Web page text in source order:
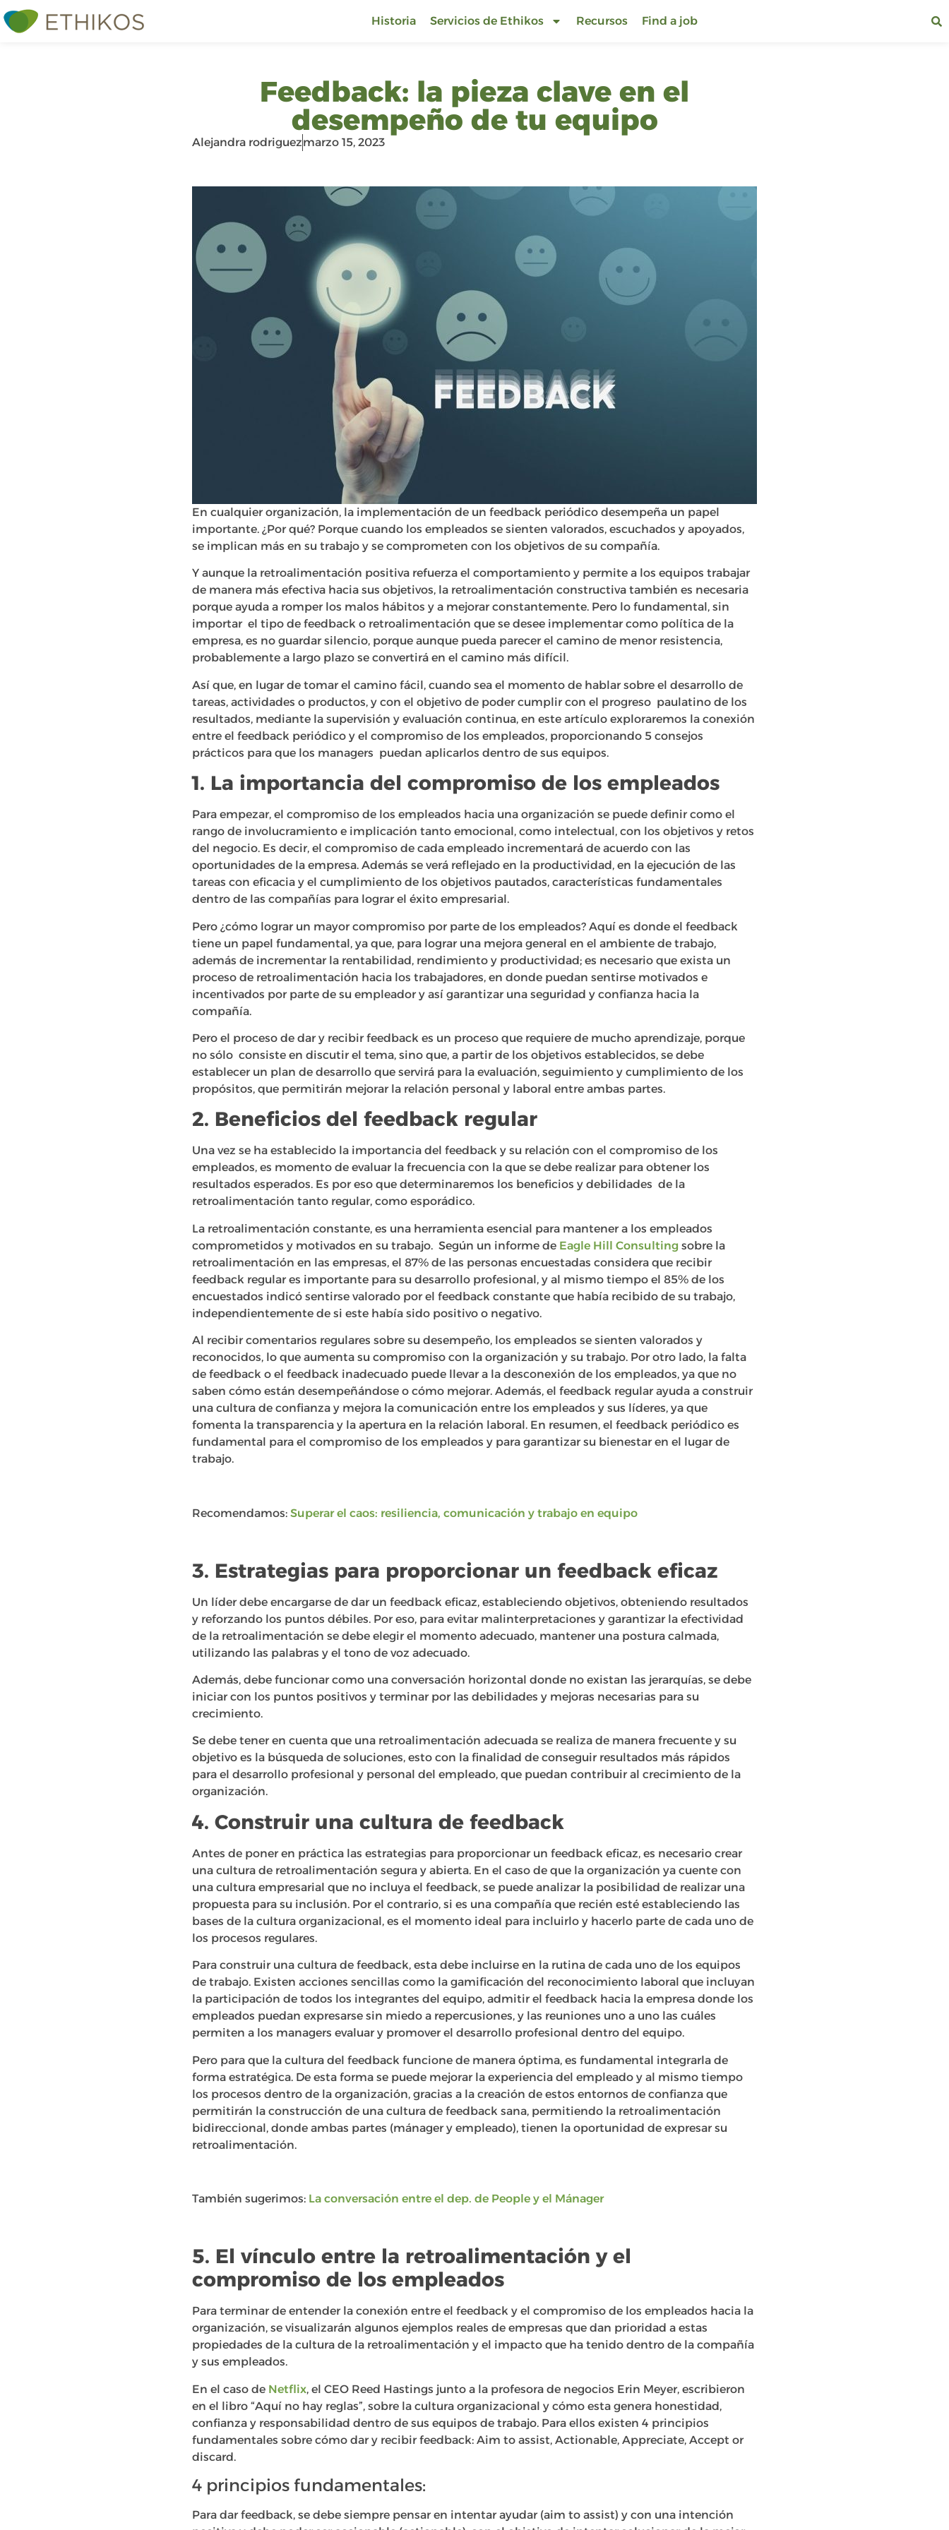
Historia Servicios de Ethikos Recursos Find a job
Feedback: la pieza clave en el
desempeño de tu equipo
Alejandra rodriguezmarzo 15, 2023
En cualquier organización, la implementación de un feedback periódico desempeña un papel
importante. ¿Por qué? Porque cuando los empleados se sienten valorados, escuchados y apoyados,
se implican más en su trabajo y se comprometen con los objetivos de su compañía.
Y aunque la retroalimentación positiva refuerza el comportamiento y permite a los equipos trabajar
de manera más efectiva hacia sus objetivos, la retroalimentación constructiva también es necesaria
porque ayuda a romper los malos hábitos y a mejorar constantemente. Pero lo fundamental, sin
importar el tipo de feedback o retroalimentación que se desee implementar como política de la
empresa, es no guardar silencio, porque aunque pueda parecer el camino de menor resistencia,
probablemente a largo plazo se convertirá en el camino más difícil.
Así que, en lugar de tomar el camino fácil, cuando sea el momento de hablar sobre el desarrollo de
tareas, actividades o productos, y con el objetivo de poder cumplir con el progreso paulatino de los
resultados, mediante la supervisión y evaluación continua, en este artículo exploraremos la conexión
entre el feedback periódico y el compromiso de los empleados, proporcionando 5 consejos
prácticos para que los managers puedan aplicarlos dentro de sus equipos.
1. La importancia del compromiso de los empleados
Para empezar, el compromiso de los empleados hacia una organización se puede definir como el
rango de involucramiento e implicación tanto emocional, como intelectual, con los objetivos y retos
del negocio. Es decir, el compromiso de cada empleado incrementará de acuerdo con las
oportunidades de la empresa. Además se verá reflejado en la productividad, en la ejecución de las
tareas con eficacia y el cumplimiento de los objetivos pautados, características fundamentales
dentro de las compañías para lograr el éxito empresarial.
Pero ¿cómo lograr un mayor compromiso por parte de los empleados? Aquí es donde el feedback
tiene un papel fundamental, ya que, para lograr una mejora general en el ambiente de trabajo,
además de incrementar la rentabilidad, rendimiento y productividad; es necesario que exista un
proceso de retroalimentación hacia los trabajadores, en donde puedan sentirse motivados e
incentivados por parte de su empleador y así garantizar una seguridad y confianza hacia la
compañía.
Pero el proceso de dar y recibir feedback es un proceso que requiere de mucho aprendizaje, porque
no sólo consiste en discutir el tema, sino que, a partir de los objetivos establecidos, se debe
establecer un plan de desarrollo que servirá para la evaluación, seguimiento y cumplimiento de los
propósitos, que permitirán mejorar la relación personal y laboral entre ambas partes.
2. Beneficios del feedback regular
Una vez se ha establecido la importancia del feedback y su relación con el compromiso de los
empleados, es momento de evaluar la frecuencia con la que se debe realizar para obtener los
resultados esperados. Es por eso que determinaremos los beneficios y debilidades de la
retroalimentación tanto regular, como esporádico.
La retroalimentación constante, es una herramienta esencial para mantener a los empleados
comprometidos y motivados en su trabajo. Según un informe de Eagle Hill Consulting sobre la
retroalimentación en las empresas, el 87% de las personas encuestadas considera que recibir
feedback regular es importante para su desarrollo profesional, y al mismo tiempo el 85% de los
encuestados indicó sentirse valorado por el feedback constante que había recibido de su trabajo,
independientemente de si este había sido positivo o negativo.
Al recibir comentarios regulares sobre su desempeño, los empleados se sienten valorados y
reconocidos, lo que aumenta su compromiso con la organización y su trabajo. Por otro lado, la falta
de feedback o el feedback inadecuado puede llevar a la desconexión de los empleados, ya que no
saben cómo están desempeñándose o cómo mejorar. Además, el feedback regular ayuda a construir
una cultura de confianza y mejora la comunicación entre los empleados y sus líderes, ya que
fomenta la transparencia y la apertura en la relación laboral. En resumen, el feedback periódico es
fundamental para el compromiso de los empleados y para garantizar su bienestar en el lugar de
trabajo.
Recomendamos: Superar el caos: resiliencia, comunicación y trabajo en equipo
3. Estrategias para proporcionar un feedback eficaz
Un líder debe encargarse de dar un feedback eficaz, estableciendo objetivos, obteniendo resultados
y reforzando los puntos débiles. Por eso, para evitar malinterpretaciones y garantizar la efectividad
de la retroalimentación se debe elegir el momento adecuado, mantener una postura calmada,
utilizando las palabras y el tono de voz adecuado.
Además, debe funcionar como una conversación horizontal donde no existan las jerarquías, se debe
iniciar con los puntos positivos y terminar por las debilidades y mejoras necesarias para su
crecimiento.
Se debe tener en cuenta que una retroalimentación adecuada se realiza de manera frecuente y su
objetivo es la búsqueda de soluciones, esto con la finalidad de conseguir resultados más rápidos
para el desarrollo profesional y personal del empleado, que puedan contribuir al crecimiento de la
organización.
4. Construir una cultura de feedback
Antes de poner en práctica las estrategias para proporcionar un feedback eficaz, es necesario crear
una cultura de retroalimentación segura y abierta. En el caso de que la organización ya cuente con
una cultura empresarial que no incluya el feedback, se puede analizar la posibilidad de realizar una
propuesta para su inclusión. Por el contrario, si es una compañía que recién esté estableciendo las
bases de la cultura organizacional, es el momento ideal para incluirlo y hacerlo parte de cada uno de
los procesos regulares.
Para construir una cultura de feedback, esta debe incluirse en la rutina de cada uno de los equipos
de trabajo. Existen acciones sencillas como la gamificación del reconocimiento laboral que incluyan
la participación de todos los integrantes del equipo, admitir el feedback hacia la empresa donde los
empleados puedan expresarse sin miedo a repercusiones, y las reuniones uno a uno las cuáles
permiten a los managers evaluar y promover el desarrollo profesional dentro del equipo.
Pero para que la cultura del feedback funcione de manera óptima, es fundamental integrarla de
forma estratégica. De esta forma se puede mejorar la experiencia del empleado y al mismo tiempo
los procesos dentro de la organización, gracias a la creación de estos entornos de confianza que
permitirán la construcción de una cultura de feedback sana, permitiendo la retroalimentación
bidireccional, donde ambas partes (mánager y empleado), tienen la oportunidad de expresar su
retroalimentación.
También sugerimos: La conversación entre el dep. de People y el Mánager
5. El vínculo entre la retroalimentación y el
compromiso de los empleados
Para terminar de entender la conexión entre el feedback y el compromiso de los empleados hacia la
organización, se visualizarán algunos ejemplos reales de empresas que dan prioridad a estas
propiedades de la cultura de la retroalimentación y el impacto que ha tenido dentro de la compañía
y sus empleados.
En el caso de Netflix, el CEO Reed Hastings junto a la profesora de negocios Erin Meyer, escribieron
en el libro “Aquí no hay reglas”, sobre la cultura organizacional y cómo esta genera honestidad,
confianza y responsabilidad dentro de sus equipos de trabajo. Para ellos existen 4 principios
fundamentales sobre cómo dar y recibir feedback: Aim to assist, Actionable, Appreciate, Accept or
discard.
4 principios fundamentales:
Para dar feedback, se debe siempre pensar en intentar ayudar (aim to assist) y con una intención